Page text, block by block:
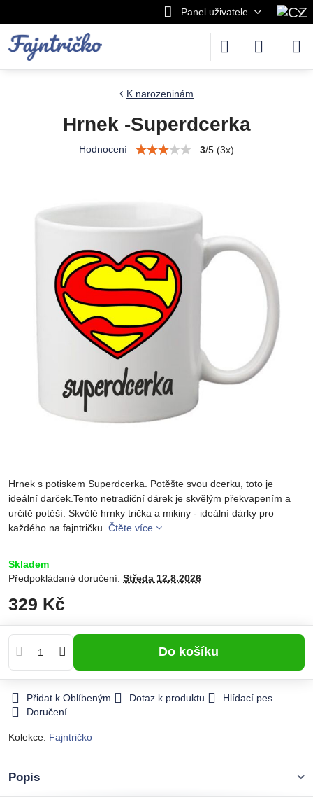
Panel uživatele
K narozeninám
Hrnek -Superdcerka
Hodnocení 3/5 (3x)
Hrnek s potiskem Superdcerka. Potěšte svou dcerku, toto je
ideální darček.Tento netradiční dárek je skvělým překvapením a
určitě potěší. Skvělé hrnky trička a mikiny - ideální dárky pro
každého na fajntričku. Čtěte více
Skladem
Předpokládané doručení: Středa 12.8.2026
329 Kč
Do košíku
Přidat k Oblíbeným Dotaz k produktu
Hlídací pes
Doručení
Kolekce: Fajntričko
Popis